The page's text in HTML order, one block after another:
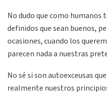
No dudo que como
definidos que sean buenos,
ocasiones, cuando los
parecen nada a nuestras
No sé si son autoexceusas
realmente nuestros